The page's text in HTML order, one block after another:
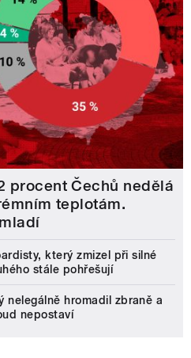
procent Čechů nedělá
teplotám.
který zmizel při silné
stále pohřešují
nelegálně hromadil zbraně a
nepostaví